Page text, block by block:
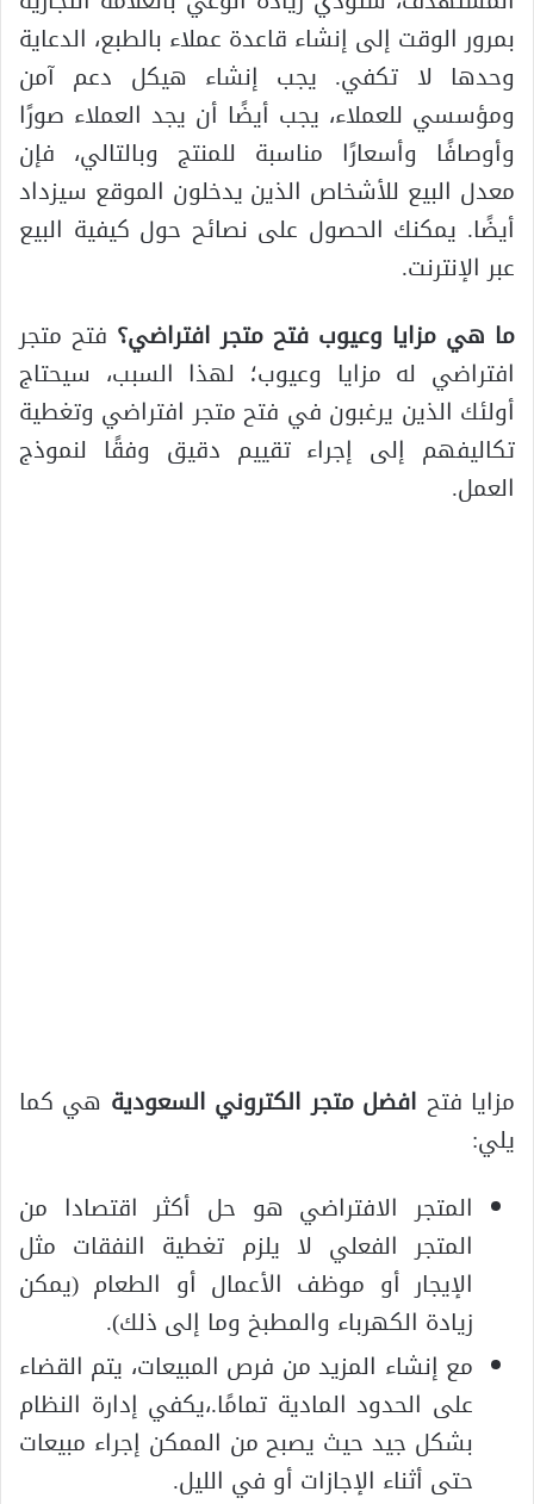
بمرور الوقت إلى إنشاء قاعدة عملاء بالطبع، الدعاية
وحدها لا تكفي. يجب إنشاء هيكل دعم آمن
ومؤسسي للعملاء، يجب أيضًا أن يجد العملاء صورًا
وأوصافًا وأسعارًا مناسبة للمنتج وبالتالي، فإن
معدل البيع للأشخاص الذين يدخلون الموقع سيزداد
أيضًا. يمكنك الحصول على نصائح حول كيفية البيع
عبر الإنترنت.
ما هي مزايا وعيوب فتح متجر افتراضي؟ فتح متجر
افتراضي له مزايا وعيوب؛ لهذا السبب، سيحتاج
أولئك الذين يرغبون في فتح متجر افتراضي وتغطية
تكاليفهم إلى إجراء تقييم دقيق وفقًا لنموذج
العمل.
مزايا فتح افضل متجر الكتروني السعودية هي كما
يلي:
المتجر الافتراضي هو حل أكثر اقتصادا من
المتجر الفعلي لا يلزم تغطية النفقات مثل
الإيجار أو موظف الأعمال أو الطعام (يمكن
زيادة الكهرباء والمطبخ وما إلى ذلك).
مع إنشاء المزيد من فرص المبيعات، يتم القضاء
على الحدود المادية تمامًا.،يكفي إدارة النظام
بشكل جيد حيث يصبح من الممكن إجراء مبيعات
حتى أثناء الإجازات أو في الليل.